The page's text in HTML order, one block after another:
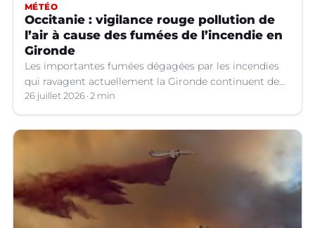
préoccupants.
MÉTÉO
Occitanie : vigilance rouge pollution de
l’air à cause des fumées de l’incendie en
Gironde
Les importantes fumées dégagées par les incendies
qui ravagent actuellement la Gironde continuent de
se propager vers le sud-est de la France.
26 juillet 2026 2 min